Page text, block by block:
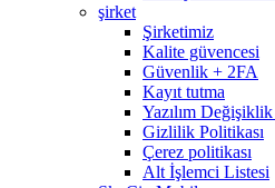
şirket
Şirketimiz
Kalite güvencesi
Güvenlik + 2FA
Kayıt tutma
Yazılım
Gizlilik Politikası
Çerez politikası
Alt İşlemci Listesi